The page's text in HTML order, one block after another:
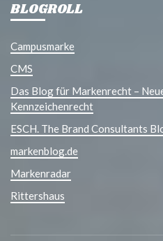
BLOGROLL
Campusmarke
CMS
Das Blog für Markenrecht –
Kennzeichenrecht
ESCH. The Brand Consultants
markenblog.de
Markenradar
Rittershaus